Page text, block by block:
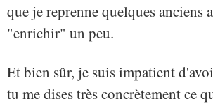
que je reprenne quelques anciens
"enrichir" un peu.
Et bien sûr, je suis impatient
tu me dises très concrètement ce